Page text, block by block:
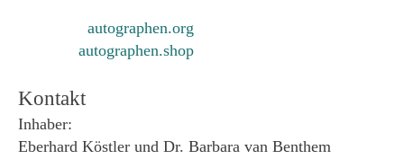
autographen.org
autographen.shop
Kontakt
Inhaber:
Eberhard Köstler und Dr. Barbara van Benthem